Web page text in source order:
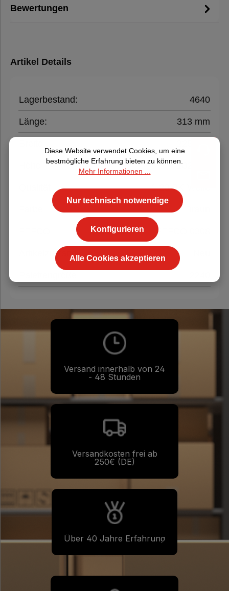
Bewertungen
Artikel Details
Lagerbestand: 4640
Länge: 313 mm
102 mm
1.20 BK-Welle
FEFCO 0308
Artikelzustand
Versand innerhalb von 24
- 48 Stunden
Versandkosten frei ab
250€ (DE)
Über 40 Jahre Erfahrung
Diese Website verwendet Cookies, um eine
bestmögliche Erfahrung bieten zu können.
Mehr Informationen ...
Nur technisch notwendige
Konfigurieren
Alle Cookies akzeptieren